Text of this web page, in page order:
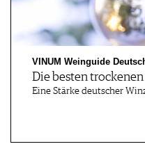
VINUM Weinguide
Die besten
Eine Stärke deutscher